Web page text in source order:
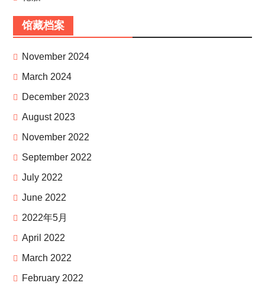
馆藏档案
November 2024
March 2024
December 2023
August 2023
November 2022
September 2022
July 2022
June 2022
2022年5月
April 2022
March 2022
February 2022